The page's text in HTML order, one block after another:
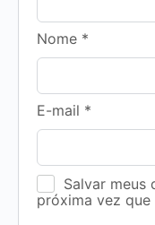
Nome *
E-mail *
Salvar meus
próxima vez que